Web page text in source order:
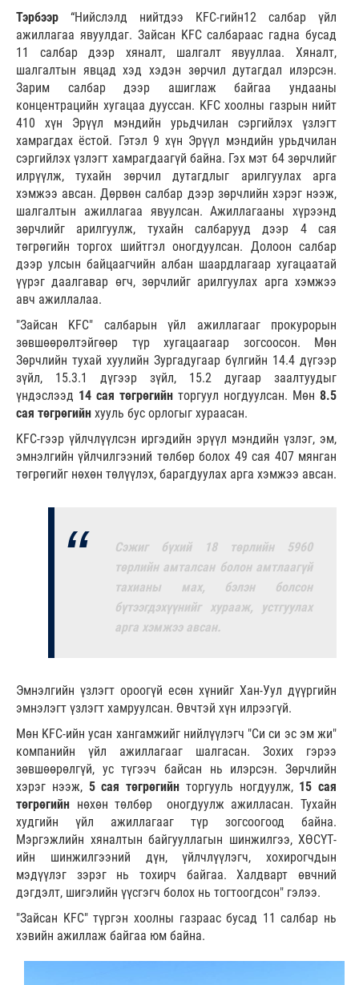
Тэрбээр “Нийслэлд нийтдээ KFC-гийн12 салбар үйл
ажиллагаа явуулдаг. Зайсан KFC салбараас гадна бусад
11 салбар дээр хяналт, шалгалт явууллаа. Хяналт,
шалгалтын явцад хэд хэдэн зөрчил дутагдал илэрсэн.
Зарим салбар дээр ашиглаж байгаа ундааны
концентрацийн хугацаа дууссан. KFC хоолны газрын нийт
410 хүн Эрүүл мэндийн урьдчилан сэргийлэх үзлэгт
хамрагдах ёстой. Гэтэл 9 хүн Эрүүл мэндийн урьдчилан
сэргийлэх үзлэгт хамрагдаагүй байна. Гэх мэт 64 зөрчлийг
илрүүлж, тухайн зөрчил дутагдлыг арилгуулах арга
хэмжээ авсан. Дөрвөн салбар дээр зөрчлийн хэрэг нээж,
шалгалтын ажиллагаа явуулсан. Ажиллагааны хүрээнд
зөрчлийг арилгуулж, тухайн салбарууд дээр 4 сая
төгрөгийн торгох шийтгэл оногдуулсан. Долоон салбар
дээр улсын байцаагчийн албан шаардлагаар хугацаатай
үүрэг даалгавар өгч, зөрчлийг арилгуулах арга хэмжээ
авч ажиллалаа.
"Зайсан KFC" салбарын үйл ажиллагааг прокурорын
зөвшөөрөлтэйгөөр түр хугацаагаар зогсоосон. Мөн
Зөрчлийн тухай хуулийн Зургадугаар бүлгийн 14.4 дүгээр
зүйл, 15.3.1 дүгээр зүйл, 15.2 дугаар заалтуудыг
үндэслээд 14 сая төгрөгийн торгуул ногдуулсан. Мөн 8.5
сая төгрөгийн хууль бус орлогыг хураасан.
KFC-гээр үйлчлүүлсэн иргэдийн эрүүл мэндийн үзлэг, эм,
эмнэлгийн үйлчилгээний төлбөр болох 49 сая 407 мянган
төгрөгийг нөхөн төлүүлэх, барагдуулах арга хэмжээ авсан.
Сэжиг бүхий 18 төрлийн 5960
төрлийн амталсан болон амтлаагүй
тахианы мах, бэлэн болсон
бүтээгдэхүүнийг хурааж, устгуулах
арга хэмжээ авсан.
Эмнэлгийн үзлэгт ороогүй есөн хүнийг Хан-Уул дүүргийн
эмнэлэгт үзлэгт хамруулсан. Өвчтэй хүн илрээгүй.
Мөн KFC-ийн усан хангамжийг нийлүүлэгч "Си си эс эм жи"
компанийн үйл ажиллагааг шалгасан. Зохих гэрээ
зөвшөөрөлгүй, ус түгээч байсан нь илэрсэн. Зөрчлийн
хэрэг нээж, 5 сая төгрөгийн торгууль ногдуулж, 15 сая
төгрөгийн нөхөн төлбөр оногдуулж ажилласан. Тухайн
худгийн үйл ажиллагааг түр зогсоогоод байна.
Мэргэжлийн хяналтын байгууллагын шинжилгээ, ХӨСҮТ-
ийн шинжилгээний дүн, үйлчлүүлэгч, хохирогчдын
мэдүүлэг зэрэг нь тохирч байгаа. Халдварт өвчний
дэгдэлт, шигэлийн үүсгэгч болох нь тогтоогдсон" гэлээ.
"Зайсан KFC" түргэн хоолны газраас бусад 11 салбар нь
хэвийн ажиллаж байгаа юм байна.